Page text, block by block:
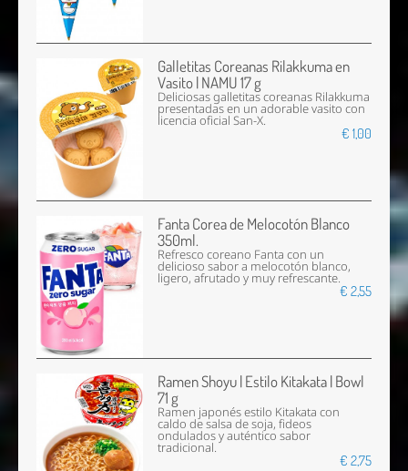
Galletitas Coreanas Rilakkuma en
Vasito | NAMU 17 g
Deliciosas galletitas coreanas Rilakkuma
presentadas en un adorable vasito con
licencia oficial San-X.
€ 1,00
Fanta Corea de Melocotón Blanco
350ml.
Refresco coreano Fanta con un
delicioso sabor a melocotón blanco,
ligero, afrutado y muy refrescante.
€ 2,55
Ramen Shoyu | Estilo Kitakata | Bowl
71 g
Ramen japonés estilo Kitakata con
caldo de salsa de soja, fideos
ondulados y auténtico sabor
tradicional.
€ 2,75